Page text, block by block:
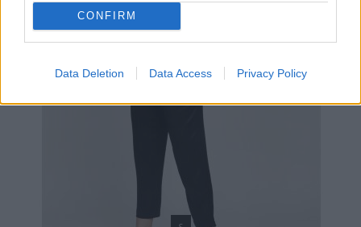
CONFIRM
Data Deletion Data Access Privacy Policy